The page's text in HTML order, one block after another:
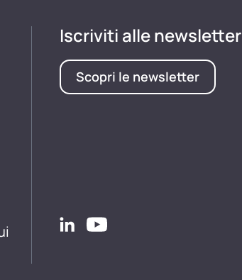
Iscriviti alle newsletter
Scopri le newsletter